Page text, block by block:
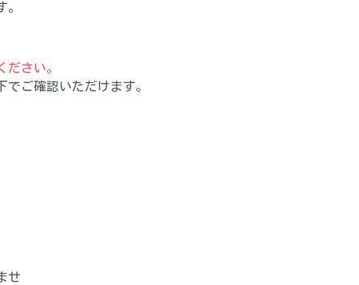
さい。
ご確認いただけます。
せ